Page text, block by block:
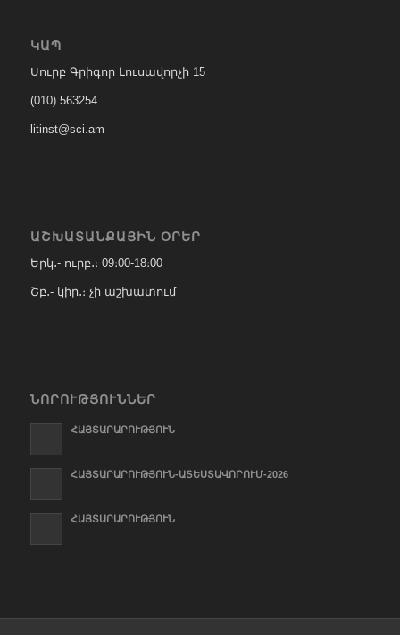
ԿԱՊ
Սուրբ Գրիգոր Լուսավորչի 15
(010) 563254
litinst@sci.am
ԱՇԽԱՏԱՆՔԱՅԻՆ ՕՐԵՐ
Երկ․- ուրբ․։ 09։00-18։00
Շբ․- կիր․։ չի աշխատում
ՆՈՐՈՒԹՅՈՒՆՆԵՐ
ՀԱՅՏԱՐԱՐՈՒԹՅՈՒՆ
ՀԱՅՏԱՐԱՐՈՒԹՅՈՒՆ-ԱՏԵՍՏԱՎՈՐՈՒՄ-2026
ՀԱՅՏԱՐԱՐՈՒԹՅՈՒՆ